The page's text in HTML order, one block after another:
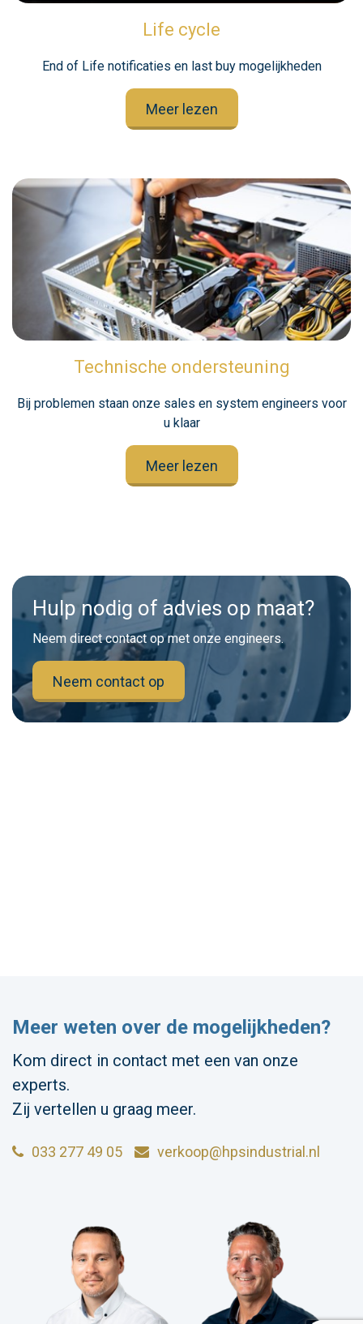
Life cycle
End of Life notificaties en last buy mogelijkheden
Meer lezen
Technische ondersteuning
Bij problemen staan onze sales en system engineers voor
u klaar
Meer lezen
Hulp nodig of advies op maat?
Neem direct contact op met onze engineers.
Neem contact op
Meer weten over de mogelijkheden?
Kom direct in contact met een van onze
experts.
Zij vertellen u graag meer.
033 277 49 05 verkoop@hpsindustrial.nl